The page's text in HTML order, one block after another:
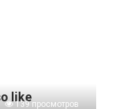
like
139 просмотров